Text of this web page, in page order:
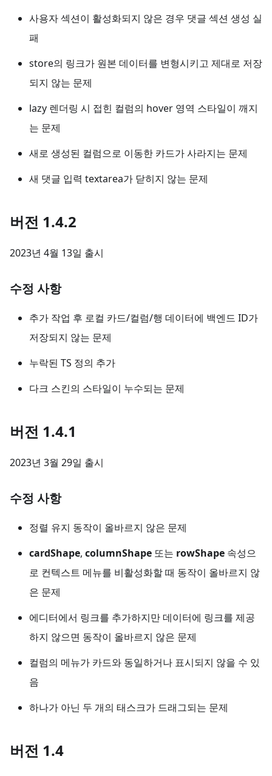
사용자 섹션이 활성화되지 않은 경우 댓글 섹션 생성 실
패
store의 링크가 원본 데이터를 변형시키고 제대로 저장
되지 않는 문제
lazy 렌더링 시 접힌 컬럼의 hover 영역 스타일이 깨지
는 문제
새로 생성된 컬럼으로 이동한 카드가 사라지는 문제
새 댓글 입력 textarea가 닫히지 않는 문제
버전 1.4.2
2023년 4월 13일 출시
수정 사항
추가 작업 후 로컬 카드/컬럼/행 데이터에 백엔드 ID가
저장되지 않는 문제
누락된 TS 정의 추가
다크 스킨의 스타일이 누수되는 문제
버전 1.4.1
2023년 3월 29일 출시
수정 사항
정렬 유지 동작이 올바르지 않은 문제
cardShape, columnShape 또는 rowShape 속성으
로 컨텍스트 메뉴를 비활성화할 때 동작이 올바르지 않
은 문제
에디터에서 링크를 추가하지만 데이터에 링크를 제공
하지 않으면 동작이 올바르지 않은 문제
컬럼의 메뉴가 카드와 동일하거나 표시되지 않을 수 있
음
하나가 아닌 두 개의 태스크가 드래그되는 문제
버전 1.4